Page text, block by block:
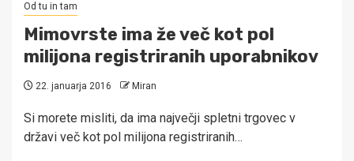
Od tu in tam
Mimovrste ima že več kot pol
milijona registriranih uporabnikov
22. januarja 2016 Miran
Si morete misliti, da ima največji spletni trgovec v
državi več kot pol milijona registriranih…